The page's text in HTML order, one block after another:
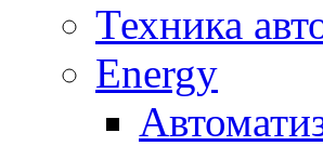
Техника
Energy